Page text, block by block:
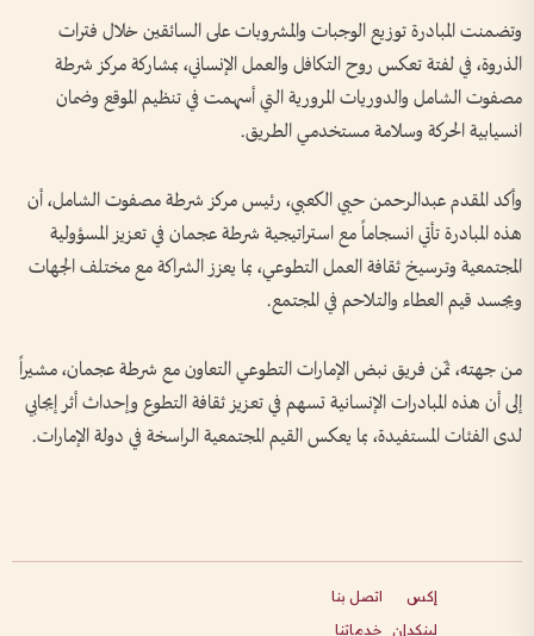
وتضمنت المبادرة توزيع الوجبات والمشروبات على السائقين خلال فترات
الذروة، في لفتة تعكس روح التكافل والعمل الإنساني، بمشاركة مركز شرطة
مصفوت الشامل والدوريات المرورية التي أسهمت في تنظيم الموقع وضمان
انسيابية الحركة وسلامة مستخدمي الطريق.
وأكد المقدم عبدالرحمن حيي الكعبي، رئيس مركز شرطة مصفوت الشامل، أن
هذه المبادرة تأتي انسجاماً مع استراتيجية شرطة عجمان في تعزيز المسؤولية
المجتمعية وترسيخ ثقافة العمل التطوعي، بما يعزز الشراكة مع مختلف الجهات
ويجسد قيم العطاء والتلاحم في المجتمع.
من جهته، ثمّن فريق نبض الإمارات التطوعي التعاون مع شرطة عجمان، مشيراً
إلى أن هذه المبادرات الإنسانية تسهم في تعزيز ثقافة التطوع وإحداث أثر إيجابي
لدى الفئات المستفيدة، بما يعكس القيم المجتمعية الراسخة في دولة الإمارات.
إكس
لينكدإن
اتصل بنا
خدماتنا